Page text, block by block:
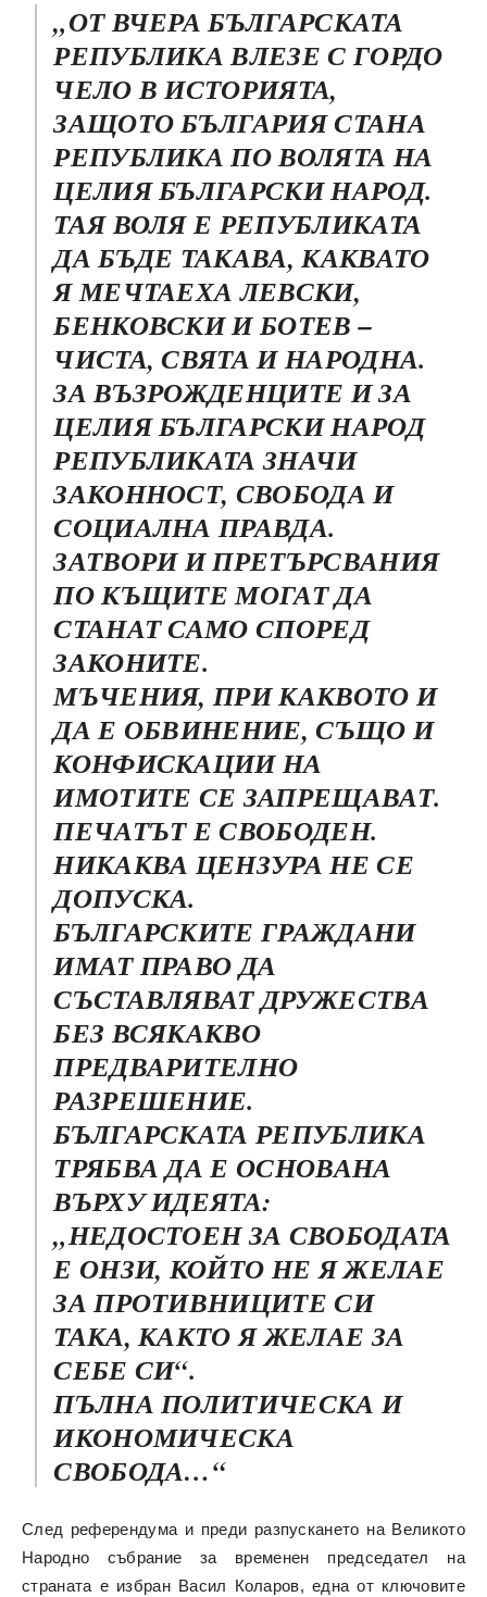
„ОТ ВЧЕРА БЪЛГАРСКАТА
РЕПУБЛИКА ВЛЕЗЕ С ГОРДО
ЧЕЛО В ИСТОРИЯТА,
ЗАЩОТО БЪЛГАРИЯ СТАНА
РЕПУБЛИКА ПО ВОЛЯТА НА
ЦЕЛИЯ БЪЛГАРСКИ НАРОД.
ТАЯ ВОЛЯ Е РЕПУБЛИКАТА
ДА БЪДЕ ТАКАВА, КАКВАТО
Я МЕЧТАЕХА ЛЕВСКИ,
БЕНКОВСКИ И БОТЕВ –
ЧИСТА, СВЯТА И НАРОДНА.
ЗА ВЪЗРОЖДЕНЦИТЕ И ЗА
ЦЕЛИЯ БЪЛГАРСКИ НАРОД
РЕПУБЛИКАТА ЗНАЧИ
ЗАКОННОСТ, СВОБОДА И
СОЦИАЛНА ПРАВДА.
ЗАТВОРИ И ПРЕТЪРСВАНИЯ
ПО КЪЩИТЕ МОГАТ ДА
СТАНАТ САМО СПОРЕД
ЗАКОНИТЕ.
МЪЧЕНИЯ, ПРИ КАКВОТО И
ДА Е ОБВИНЕНИЕ, СЪЩО И
КОНФИСКАЦИИ НА
ИМОТИТЕ СЕ ЗАПРЕЩАВАТ.
ПЕЧАТЪТ Е СВОБОДЕН.
НИКАКВА ЦЕНЗУРА НЕ СЕ
ДОПУСКА.
БЪЛГАРСКИТЕ ГРАЖДАНИ
ИМАТ ПРАВО ДА
СЪСТАВЛЯВАТ ДРУЖЕСТВА
БЕЗ ВСЯКАКВО
ПРЕДВАРИТЕЛНО
РАЗРЕШЕНИЕ.
БЪЛГАРСКАТА РЕПУБЛИКА
ТРЯБВА ДА Е ОСНОВАНА
ВЪРХУ ИДЕЯТА:
„НЕДОСТОЕН ЗА СВОБОДАТА
Е ОНЗИ, КОЙТО НЕ Я ЖЕЛАЕ
ЗА ПРОТИВНИЦИТЕ СИ
ТАКА, КАКТО Я ЖЕЛАЕ ЗА
СЕБЕ СИ“.
ПЪЛНА ПОЛИТИЧЕСКА И
ИКОНОМИЧЕСКА
СВОБОДА…“
След референдума и преди разпускането на Великото
Народно събрание за временен председател на
страната е избран Васил Коларов, една от ключовите